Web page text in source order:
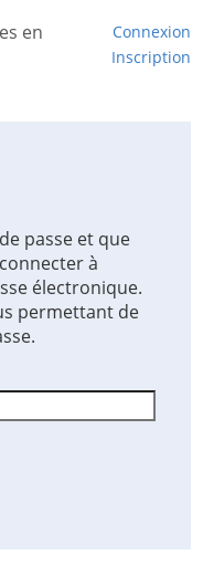
en
Connexion
Inscription
passe et que
à
électronique.
permettant de